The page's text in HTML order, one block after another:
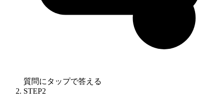
質問にタップで答える
STEP2